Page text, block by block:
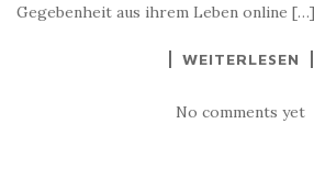
Gegebenheit aus ihrem Leben online […]
WEITERLESEN
No comments yet